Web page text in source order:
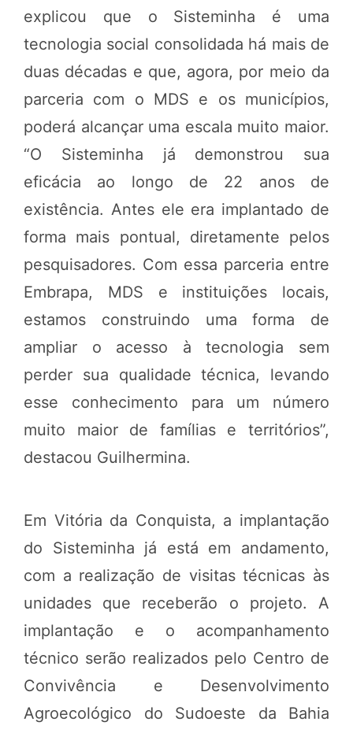
explicou que o Sisteminha é uma
tecnologia social consolidada há mais de
duas décadas e que, agora, por meio da
parceria com o MDS e os municípios,
poderá alcançar uma escala muito maior.
“O Sisteminha já demonstrou sua
eficácia ao longo de 22 anos de
existência. Antes ele era implantado de
forma mais pontual, diretamente pelos
pesquisadores. Com essa parceria entre
Embrapa, MDS e instituições locais,
estamos construindo uma forma de
ampliar o acesso à tecnologia sem
perder sua qualidade técnica, levando
esse conhecimento para um número
muito maior de famílias e territórios”,
destacou Guilhermina.
Em Vitória da Conquista, a implantação
do Sisteminha já está em andamento,
com a realização de visitas técnicas às
unidades que receberão o projeto. A
implantação e o acompanhamento
técnico serão realizados pelo Centro de
Convivência e Desenvolvimento
Agroecológico do Sudoeste da Bahia